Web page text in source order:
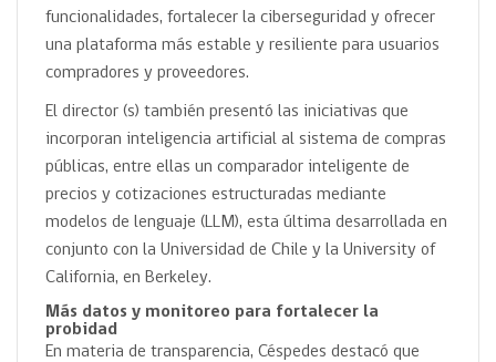
funcionalidades, fortalecer la ciberseguridad y ofrecer
una plataforma más estable y resiliente para usuarios
compradores y proveedores.
El director (s) también presentó las iniciativas que
incorporan inteligencia artificial al sistema de compras
públicas, entre ellas un comparador inteligente de
precios y cotizaciones estructuradas mediante
modelos de lenguaje (LLM), esta última desarrollada en
conjunto con la Universidad de Chile y la University of
California, en Berkeley.
Más datos y monitoreo para fortalecer la
probidad
En materia de transparencia, Céspedes destacó que